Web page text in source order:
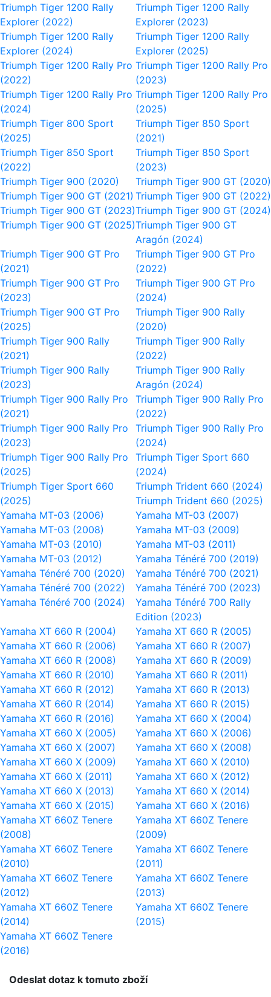
Triumph Tiger 1200 Rally
Explorer (2022)
Triumph Tiger 1200 Rally
Explorer (2023)
Triumph Tiger 1200 Rally
Explorer (2024)
Triumph Tiger 1200 Rally
Explorer (2025)
Triumph Tiger 1200 Rally Pro
(2022)
Triumph Tiger 1200 Rally Pro
(2023)
Triumph Tiger 1200 Rally Pro
(2024)
Triumph Tiger 1200 Rally Pro
(2025)
Triumph Tiger 800 Sport
(2025)
Triumph Tiger 850 Sport
(2021)
Triumph Tiger 850 Sport
(2022)
Triumph Tiger 850 Sport
(2023)
Triumph Tiger 900 (2020)
Triumph Tiger 900 GT (2020)
Triumph Tiger 900 GT (2021) Triumph Tiger 900 GT (2022)
Triumph Tiger 900 GT (2023)Triumph Tiger 900 GT (2024)
Triumph Tiger 900 GT (2025)Triumph Tiger 900 GT
Aragón (2024)
Triumph Tiger 900 GT Pro
(2021)
Triumph Tiger 900 GT Pro
(2022)
Triumph Tiger 900 GT Pro
(2023)
Triumph Tiger 900 GT Pro
(2024)
Triumph Tiger 900 GT Pro
(2025)
Triumph Tiger 900 Rally
(2020)
Triumph Tiger 900 Rally
(2021)
Triumph Tiger 900 Rally
(2022)
Triumph Tiger 900 Rally
(2023)
Triumph Tiger 900 Rally
Aragón (2024)
Triumph Tiger 900 Rally Pro
(2021)
Triumph Tiger 900 Rally Pro
(2022)
Triumph Tiger 900 Rally Pro
(2023)
Triumph Tiger 900 Rally Pro
(2024)
Triumph Tiger 900 Rally Pro
(2025)
Triumph Tiger Sport 660
(2024)
Triumph Tiger Sport 660
(2025)
Triumph Trident 660 (2024)
Triumph Trident 660 (2025)
Yamaha MT-03 (2006)
Yamaha MT-03 (2007)
Yamaha MT-03 (2008)
Yamaha MT-03 (2009)
Yamaha MT-03 (2010)
Yamaha MT-03 (2011)
Yamaha MT-03 (2012)
Yamaha Ténéré 700 (2019)
Yamaha Ténéré 700 (2020)
Yamaha Ténéré 700 (2021)
Yamaha Ténéré 700 (2022)
Yamaha Ténéré 700 (2023)
Yamaha Ténéré 700 (2024)
Yamaha Ténéré 700 Rally
Edition (2023)
Yamaha XT 660 R (2004)
Yamaha XT 660 R (2005)
Yamaha XT 660 R (2006)
Yamaha XT 660 R (2007)
Yamaha XT 660 R (2008)
Yamaha XT 660 R (2009)
Yamaha XT 660 R (2010)
Yamaha XT 660 R (2011)
Yamaha XT 660 R (2012)
Yamaha XT 660 R (2013)
Yamaha XT 660 R (2014)
Yamaha XT 660 R (2015)
Yamaha XT 660 R (2016)
Yamaha XT 660 X (2004)
Yamaha XT 660 X (2005)
Yamaha XT 660 X (2006)
Yamaha XT 660 X (2007)
Yamaha XT 660 X (2008)
Yamaha XT 660 X (2009)
Yamaha XT 660 X (2010)
Yamaha XT 660 X (2011)
Yamaha XT 660 X (2012)
Yamaha XT 660 X (2013)
Yamaha XT 660 X (2014)
Yamaha XT 660 X (2015)
Yamaha XT 660 X (2016)
Yamaha XT 660Z Tenere
(2008)
Yamaha XT 660Z Tenere
(2009)
Yamaha XT 660Z Tenere
(2010)
Yamaha XT 660Z Tenere
(2011)
Yamaha XT 660Z Tenere
(2012)
Yamaha XT 660Z Tenere
(2013)
Yamaha XT 660Z Tenere
(2014)
Yamaha XT 660Z Tenere
(2015)
Yamaha XT 660Z Tenere
(2016)
Odeslat dotaz k tomuto zboží